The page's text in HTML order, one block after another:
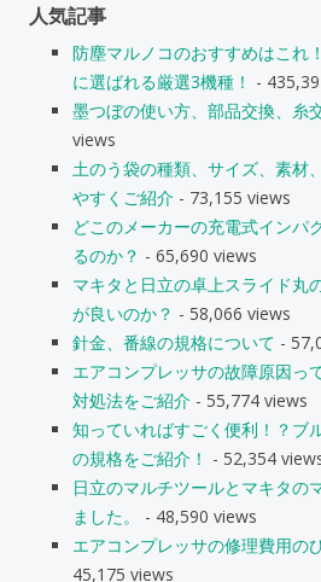
人気記事
防塵マルノコのおすすめはこれ
に選ばれる厳選3機種！ -
墨つぼの使い方、部品交換、糸
views
土のう袋の種類、サイズ、素材
やすくご紹介 - 73,155 views
どこのメーカーの充電式インパ
るのか？ - 65,690 views
マキタと日立の卓上スライド丸
が良いのか？ - 58,066 views
針金、番線の規格について -
エアコンプレッサの故障原因っ
対処法をご紹介 - 55,774 views
知っていればすごく便利！？ブ
の規格をご紹介！ - 52,354
日立のマルチツールとマキタの
ました。
- 48,590 views
エアコンプレッサの修理費用の
45,175 views